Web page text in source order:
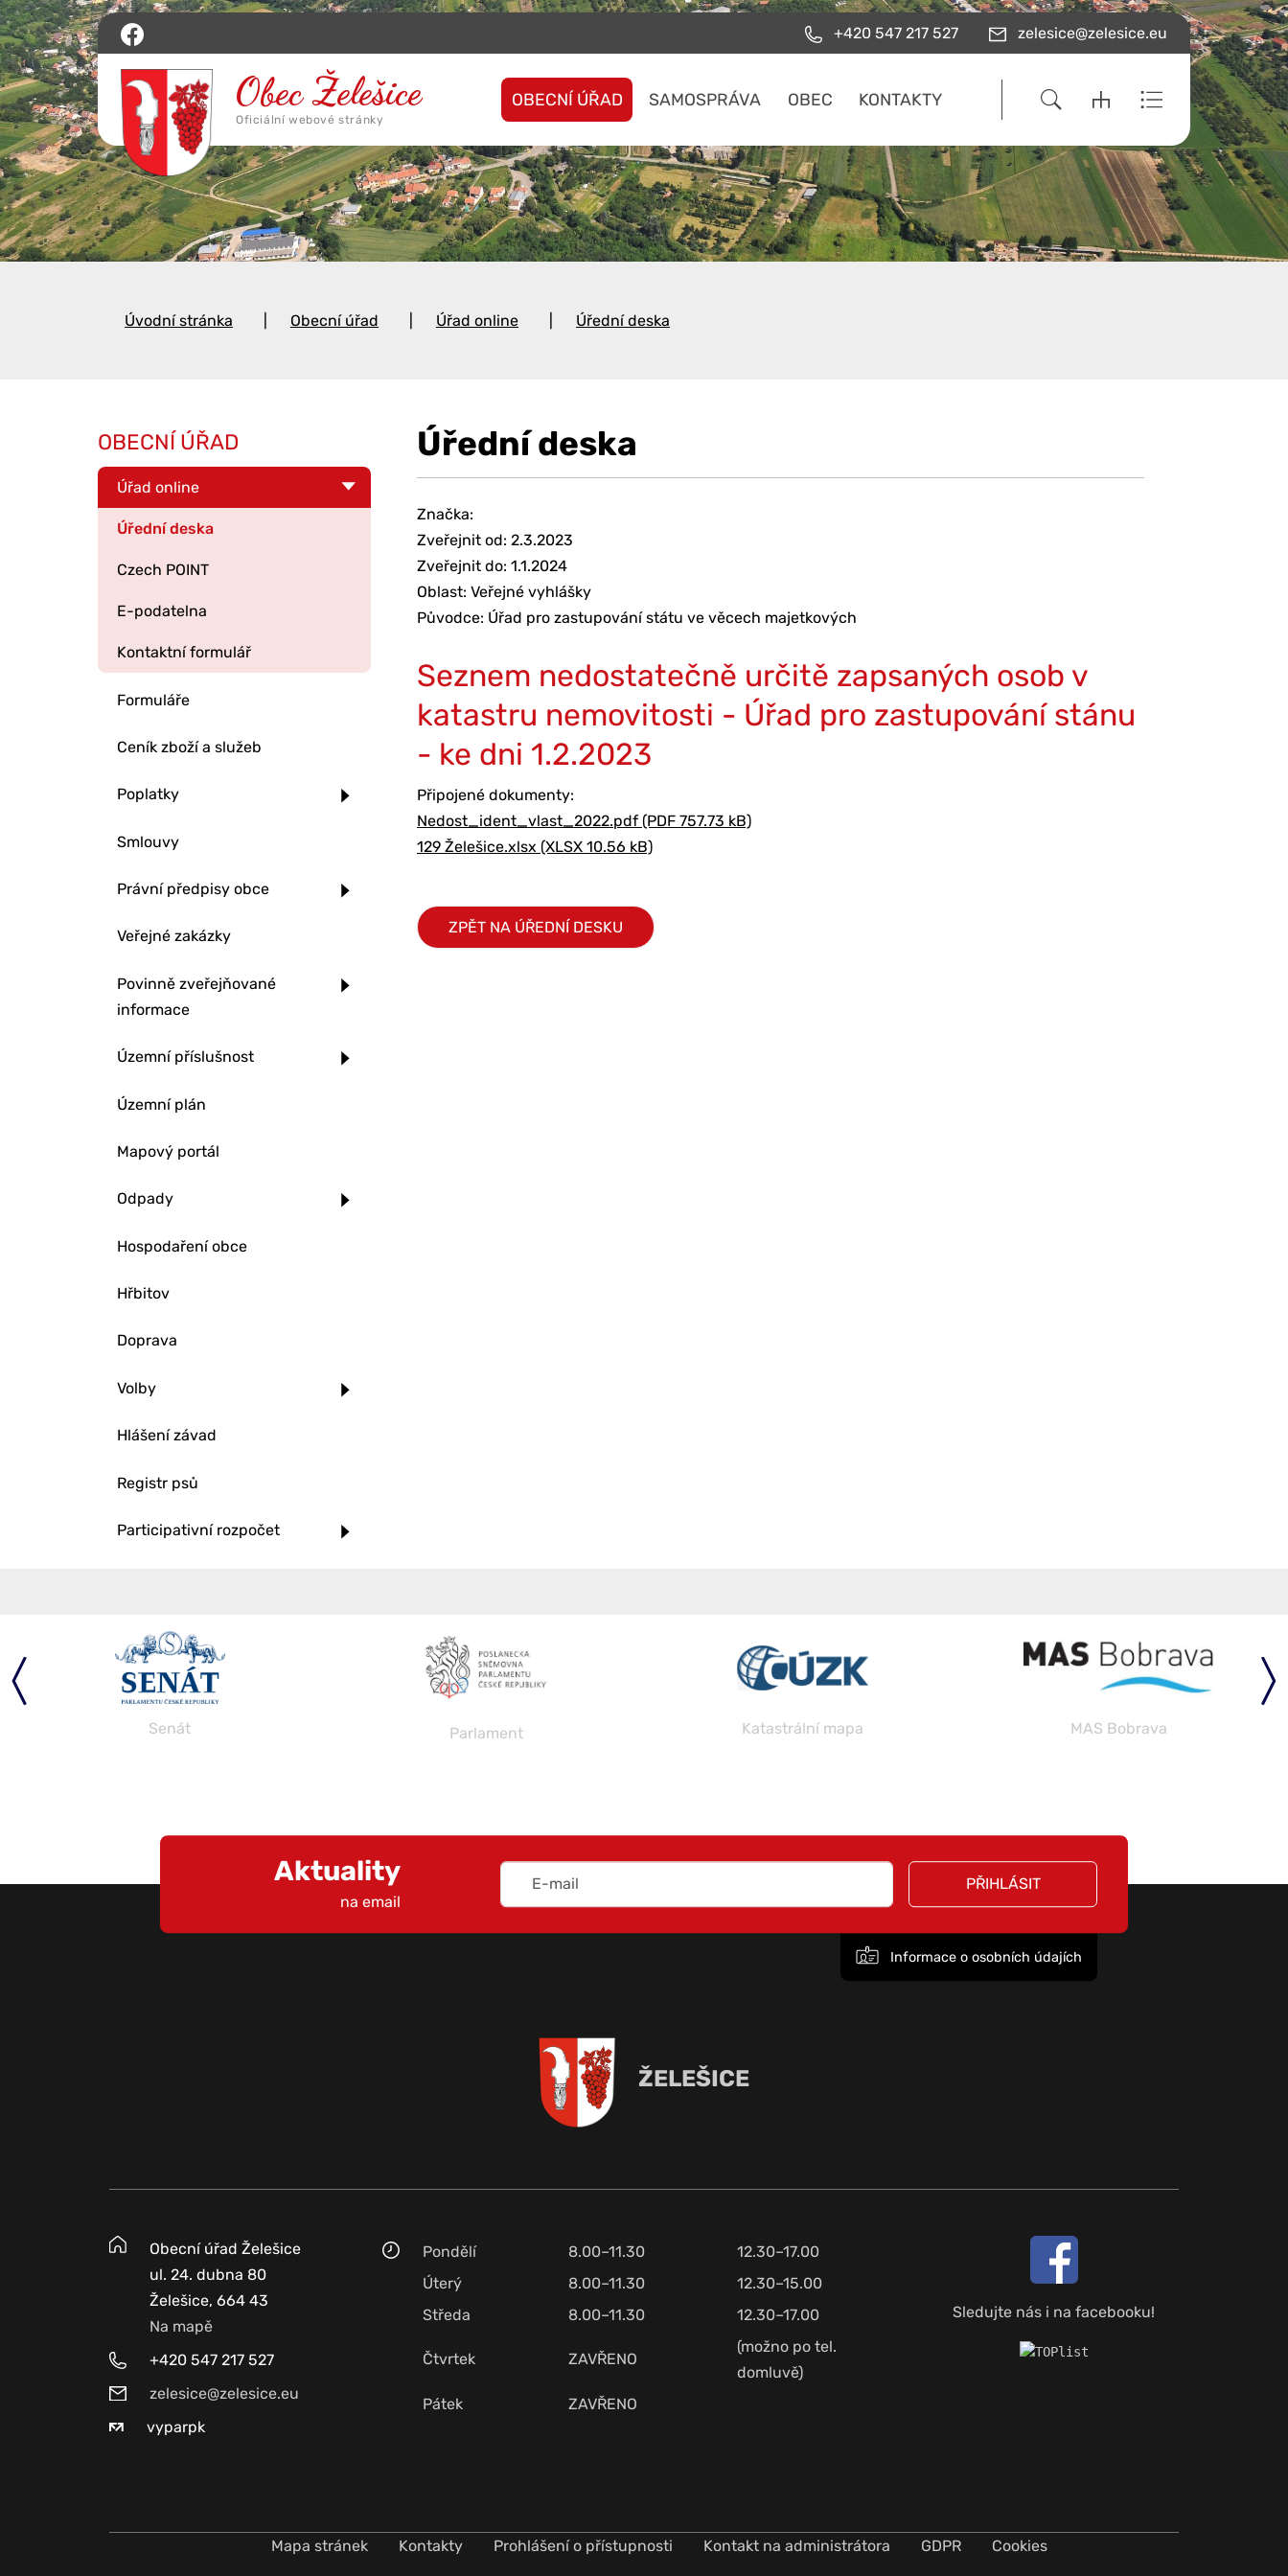
+420 547 217 527 zelesice@zelesice.eu
OBECNÍ ÚŘAD SAMOSPRÁVA OBEC KONTAKTY
Úvodní stránka Obecní úřad Úřad online Úřední deska
Úřední deska
Značka:
Zveřejnit od: 2.3.2023
Zveřejnit do: 1.1.2024
Oblast: Veřejné vyhlášky
Původce: Úřad pro zastupování státu ve věcech majetkových
Seznem nedostatečně určitě zapsaných osob v
katastru nemovitosti - Úřad pro zastupování stánu
- ke dni 1.2.2023
Připojené dokumenty:
Nedost_ident_vlast_2022.pdf (PDF 757.73 kB)
129 Želešice.xlsx (XLSX 10.56 kB)
ZPĚT NA ÚŘEDNÍ DESKU
OBECNÍ ÚŘAD
Úřad online
Úřední deska
Czech POINT
E-podatelna
Kontaktní formulář
Formuláře
Ceník zboží a služeb
Poplatky
Smlouvy
Právní předpisy obce
Veřejné zakázky
Povinně zveřejňované
informace
Územní příslušnost
Územní plán
Mapový portál
Odpady
Hospodaření obce
Hřbitov
Doprava
Volby
Hlášení závad
Registr psů
Participativní rozpočet
Senát Parlament Katastrální mapa MAS Bobrava
Aktuality
na email
PŘIHLÁSIT
Informace o osobních údajích
ŽELEŠICE
Obecní úřad Želešice
ul. 24. dubna 80
Želešice, 664 43
Na mapě
+420 547 217 527
zelesice@zelesice.eu
vyparpk
Pondělí 8.00–11.30
12.30–17.00
Úterý
8.00–11.30
12.30–15.00
Středa
8.00–11.30 12.30–17.00
Čtvrtek ZAVŘENO
(možno po tel.
domluvě)
Pátek
ZAVŘENO
Sledujte nás i na facebooku!
Mapa stránek Kontakty Prohlášení o přístupnosti Kontakt na administrátora GDPR Cookies